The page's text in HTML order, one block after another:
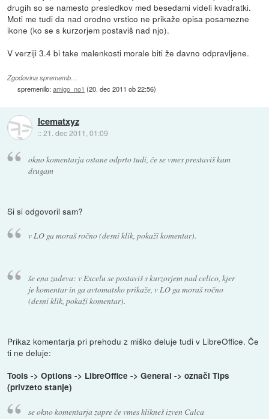
drugih so se namesto presledkov med besedami videli kvadratki.
Moti me tudi da nad orodno vrstico ne prikaže opisa posamezne
ikone (ko se s kurzorjem postaviš nad njo).
V verziji 3.4 bi take malenkosti morale biti že davno odpravljene.
Zgodovina sprememb…
spremenilo:amigo_no1 (20. dec 2011 ob 22:56)
Icematxyz
::21. dec 2011, 01:09
okno komentarja ostane odprto tudi, če se vmes prestaviš kam
drugam
Si si odgovoril sam?
v LO ga moraš ročno (desni klik, pokaži komentar).
še ena zadeva: v Excelu se postaviš s kurzorjem nad celico, kjer
je komentar in ga avtomatsko prikaže, v LO ga moraš ročno
(desni klik, pokaži komentar).
Prikaz komentarja pri prehodu z miško deluje tudi v LibreOffice. Če
ti ne deluje:
Tools -> Options -> LibreOffice -> General -> označi Tips
(privzeto stanje)
se okno komentarja zapre če vmes klikneš izven Calca